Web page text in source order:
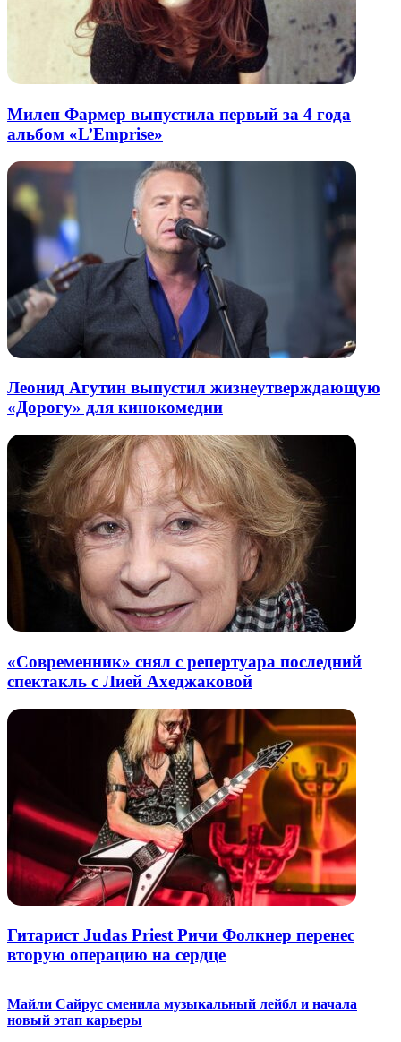
Милен Фармер выпустила первый за 4 года
альбом «L’Emprise»
Леонид Агутин выпустил жизнеутверждающую
«Дорогу» для кинокомедии
«Современник» снял с репертуара последний
спектакль с Лией Ахеджаковой
Гитарист Judas Priest Ричи Фолкнер перенес
вторую операцию на сердце
Майли Сайрус сменила музыкальный лейбл и начала
новый этап карьеры